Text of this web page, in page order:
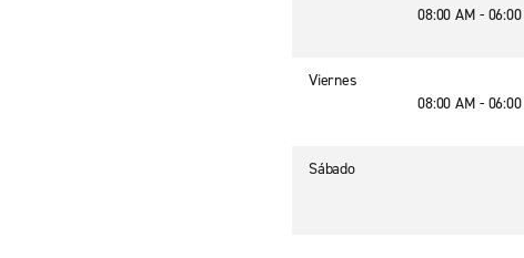
08:00 AM -
Viernes
08:00 AM -
Sábado